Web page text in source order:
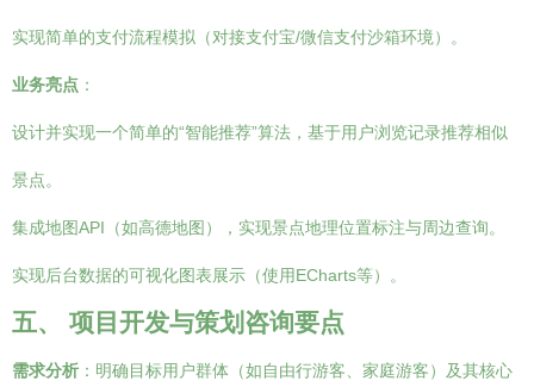
实现简单的支付流程模拟（对接支付宝/微信支付沙箱环境）。
业务亮点 ：
设计并实现一个简单的“智能推荐”算法，基于用户浏览记录推荐相似
景点。
集成地图API（如高德地图），实现景点地理位置标注与周边查询。
实现后台数据的可视化图表展示（使用ECharts等）。
五、 项目开发与策划咨询要点
需求分析 ：明确目标用户群体（如自由行游客、家庭游客）及其核心